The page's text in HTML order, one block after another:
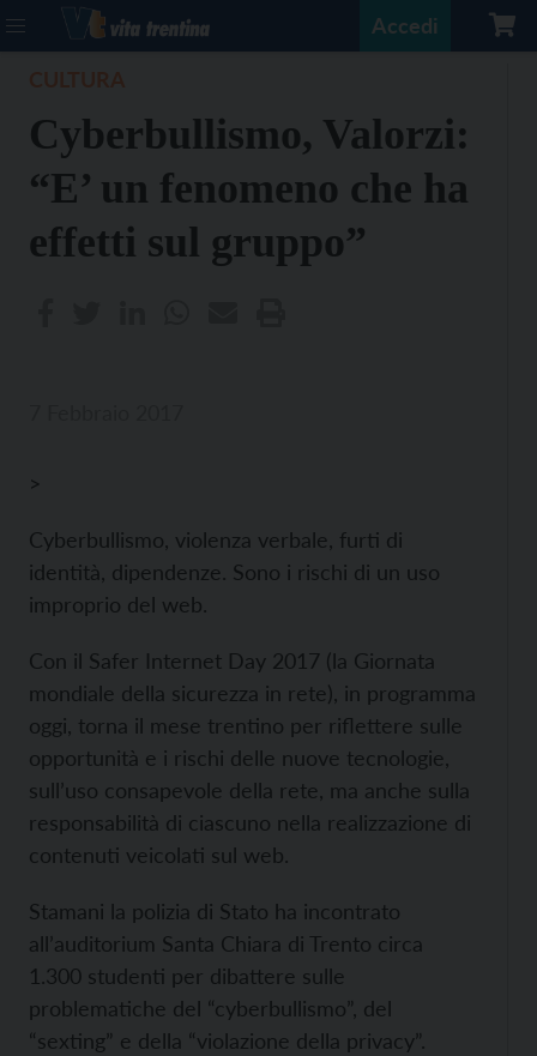
Accedi
Cyberbullismo, Valorzi:
“E’ un fenomeno che ha
effetti sul gruppo”
>
Cyberbullismo, violenza verbale, furti di
identità, dipendenze. Sono i rischi di un uso
improprio del web.
Con il Safer Internet Day 2017 (la Giornata
mondiale della sicurezza in rete), in programma
oggi, torna il mese trentino per riflettere sulle
opportunità e i rischi delle nuove tecnologie,
sull’uso consapevole della rete, ma anche sulla
responsabilità di ciascuno nella realizzazione di
contenuti veicolati sul web.
Stamani la polizia di Stato ha incontrato
all’auditorium Santa Chiara di Trento circa
1.300 studenti per dibattere sulle
problematiche del “cyberbullismo”, del
“sexting” e della “violazione della privacy”.